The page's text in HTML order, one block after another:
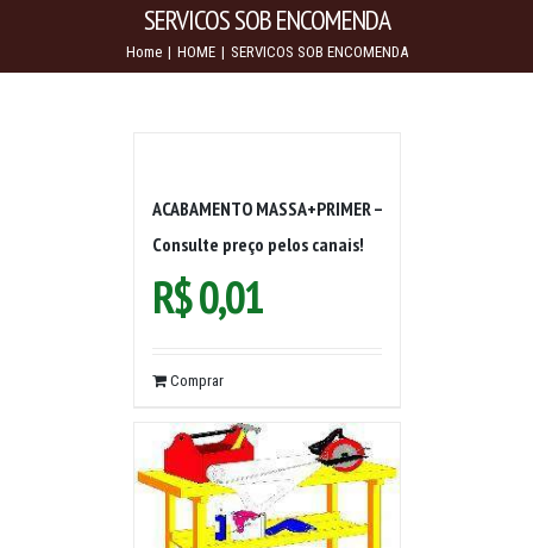
SERVICOS SOB ENCOMENDA
Home | HOME | SERVICOS SOB ENCOMENDA
ACABAMENTO MASSA+PRIMER –
Consulte preço pelos canais!
R$0,01
Comprar